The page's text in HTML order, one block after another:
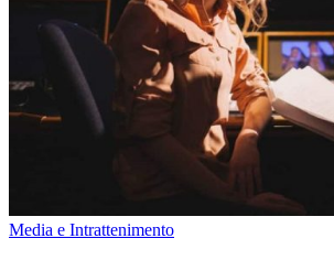
Media e Intrattenimento